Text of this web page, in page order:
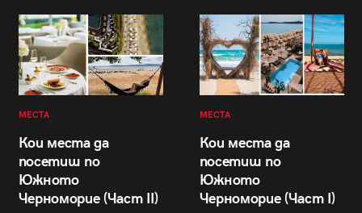
МЕСТА
Кои места да
посетиш по
Южното
Черноморие (Част II)
МЕСТА
Кои места да
посетиш по
Южното
Черноморие (Част I)